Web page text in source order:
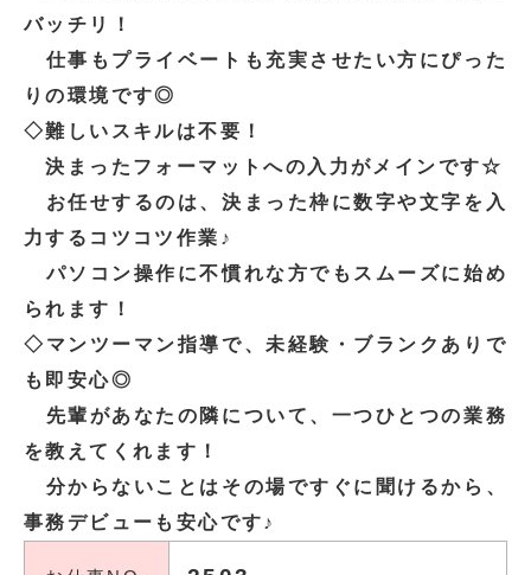
バッチリ！
仕事もプライベートも充実させたい方にぴった
りの環境です◎
◇難しいスキルは不要！
決まったフォーマットへの入力がメインです☆
お任せするのは、決まった枠に数字や文字を入
力するコツコツ作業♪
パソコン操作に不慣れな方でもスムーズに始め
られます！
◇マンツーマン指導で、未経験・ブランクありで
も即安心◎
先輩があなたの隣について、一つひとつの業務
を教えてくれます！
分からないことはその場ですぐに聞けるから、
事務デビューも安心です♪